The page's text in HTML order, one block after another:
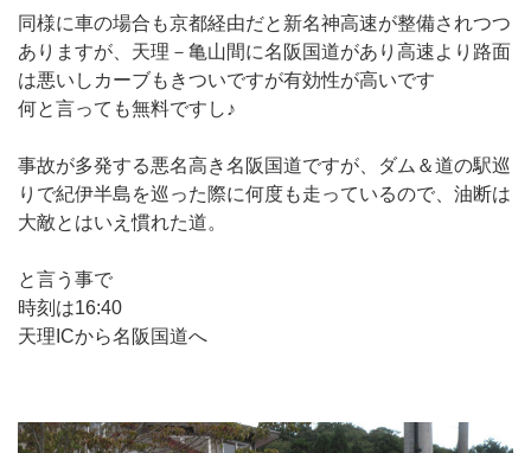
同様に車の場合も京都経由だと新名神高速が整備されつつ
ありますが、天理－亀山間に名阪国道があり高速より路面
は悪いしカーブもきついですが有効性が高いです
何と言っても無料ですし♪
事故が多発する悪名高き名阪国道ですが、ダム＆道の駅巡
りで紀伊半島を巡った際に何度も走っているので、油断は
大敵とはいえ慣れた道。
と言う事で
時刻は16:40
天理ICから名阪国道へ